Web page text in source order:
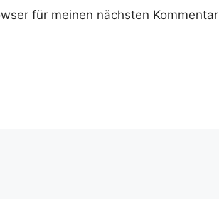
für meinen nächsten Kommentar